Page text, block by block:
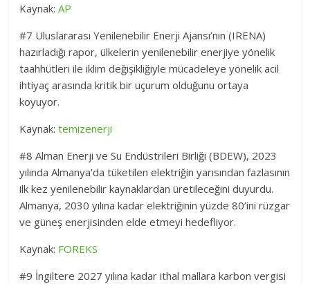
Kaynak:AP
#7 Uluslararası Yenilenebilir Enerji Ajansı’nın (IRENA)
hazırladığı rapor, ülkelerin yenilenebilir enerjiye yönelik
taahhütleri ile iklim değişikliğiyle mücadeleye yönelik acil
ihtiyaç arasında kritik bir uçurum olduğunu ortaya
koyuyor.
Kaynak:temizenerji
#8 Alman Enerji ve Su Endüstrileri Birliği (BDEW), 2023
yılında Almanya’da tüketilen elektriğin yarısından fazlasının
ilk kez yenilenebilir kaynaklardan üretileceğini duyurdu.
Almanya, 2030 yılına kadar elektriğinin yüzde 80’ini rüzgar
ve güneş enerjisinden elde etmeyi hedefliyor.
Kaynak: FOREKS
#9 İngiltere 2027 yılına kadar ithal mallara karbon vergisi